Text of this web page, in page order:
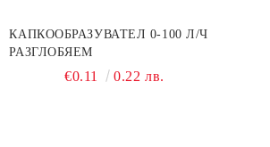
КАПКООБРАЗУВАТЕЛ 0-100 Л/Ч
РАЗГЛОБЯЕМ
€0.11 0.22 лв.